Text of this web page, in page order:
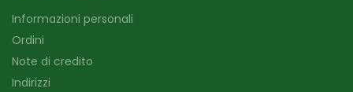
Informazioni personali
Ordini
Note di credito
Indirizzi